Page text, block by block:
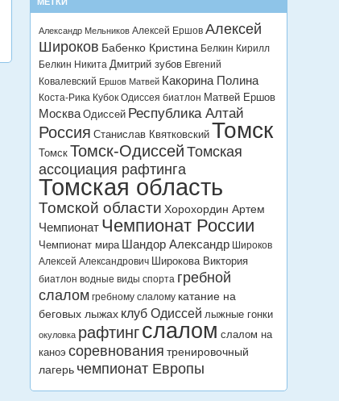
Александр Мельников Алексей Ершов Алексей
Широков Бабенко Кристина Белкин Кирилл
Белкин Никита Дмитрий зубов Евгений
Ковалевский Ершов Матвей Какорина Полина
Коста-Рика Кубок Одиссея биатлон Матвей Ершов
Москва Одиссей Республика Алтай
Россия Станислав Квятковский Томск
Томск Томск-Одиссей Томская
ассоциация рафтинга
Томская область
Томской области Хорохордин Артем
Чемпионат Чемпионат России
Чемпионат мира Шандор Александр Широков
Алексей Александрович Широкова Виктория
биатлон водные виды спорта гребной
слалом гребному слалому катание на
беговых лыжах клуб Одиссей лыжные гонки
окуловка рафтингслалом слалом на
каноэ соревнования тренировочный
лагерь чемпионат Европы